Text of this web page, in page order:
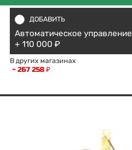
ДОБАВИТЬ
Автоматическое управление
+ 110 000 ₽
В других магазинах
~ 267 258 ₽